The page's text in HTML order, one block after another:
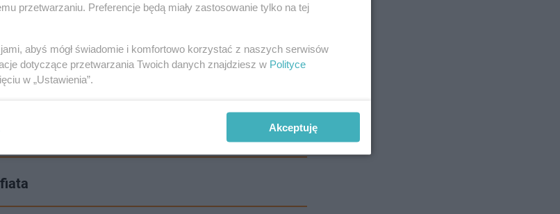
za kółko po spożyciu alkoholu.
siebie samego, ale także dla innych uczestników
przetwarzaniu. Preferencje będą miały zastosowanie tylko na tej
abyś mógł świadomie i komfortowo korzystać z naszych serwisów
dotyczące przetwarzania Twoich danych znajdziesz w Polityce
w „Ustawienia”.
Akceptuję